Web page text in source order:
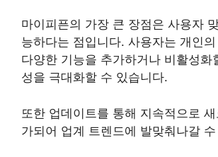
마이피픈의 가장 큰 장점은 사용자
능하다는 점입니다. 사용자는 개인
다양한 기능을 추가하거나 비활성화
성을 극대화할 수 있습니다.
또한 업데이트를 통해 지속적으로
가되어 업계 트렌드에 발맞춰나갈